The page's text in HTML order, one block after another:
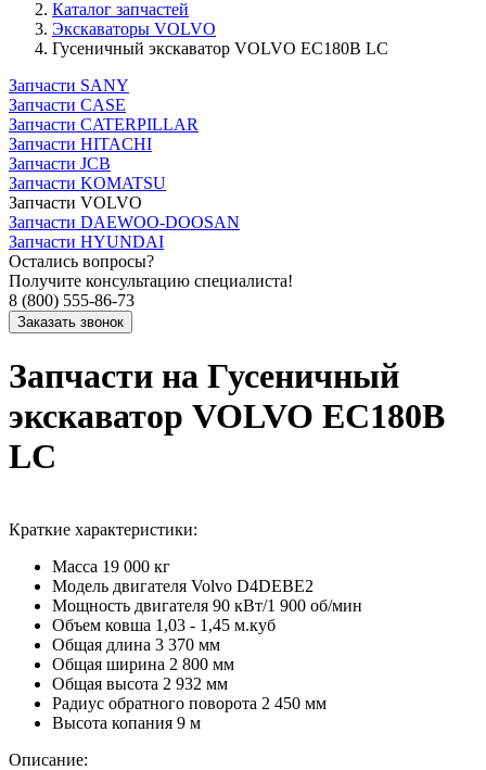
Каталог запчастей
Экскаваторы VOLVO
Гусеничный экскаватор VOLVO EC180B LC
Запчасти SANY
Запчасти CASE
Запчасти CATERPILLAR
Запчасти HITACHI
Запчасти JCB
Запчасти KOMATSU
Запчасти VOLVO
Запчасти DAEWOO-DOOSAN
Запчасти HYUNDAI
Остались вопросы?
Получите консультацию специалиста!
8 (800) 555-86-73
Запчасти на Гусеничный
экскаватор VOLVO EC180B
LC
Краткие характеристики:
Масса 19 000 кг
Модель двигателя Volvo D4DEВE2
Мощность двигателя 90 кВт/1 900 об/мин
Объем ковша 1,03 - 1,45 м.куб
Общая длина 3 370 мм
Общая ширина 2 800 мм
Общая высота 2 932 мм
Радиус обратного поворота 2 450 мм
Высота копания 9 м
Описание: